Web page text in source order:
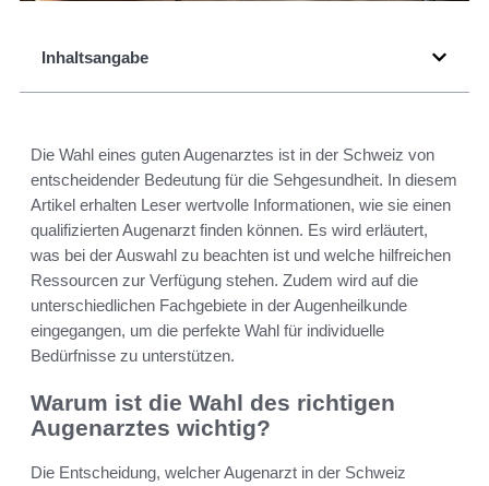
Inhaltsangabe
Die Wahl eines guten Augenarztes ist in der Schweiz von
entscheidender Bedeutung für die Sehgesundheit. In diesem
Artikel erhalten Leser wertvolle Informationen, wie sie einen
qualifizierten Augenarzt finden können. Es wird erläutert,
was bei der Auswahl zu beachten ist und welche hilfreichen
Ressourcen zur Verfügung stehen. Zudem wird auf die
unterschiedlichen Fachgebiete in der Augenheilkunde
eingegangen, um die perfekte Wahl für individuelle
Bedürfnisse zu unterstützen.
Warum ist die Wahl des richtigen
Augenarztes wichtig?
Die Entscheidung, welcher Augenarzt in der Schweiz